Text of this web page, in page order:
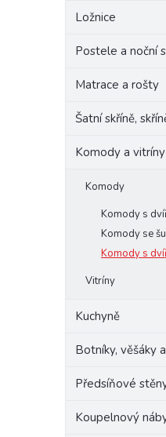
Ložnice
Postele a noční
Matrace a rošty
Šatní skříně,
Komody a vitríny
Komody
Komody s
Komody se
Komody s
Vitríny
Kuchyně
Botníky, věšáky
Předsíňové
Koupelnový